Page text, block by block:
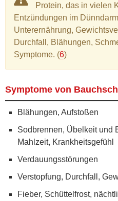
Protein, das in vielen
Entzündungen im
Unterernährung,
Durchfall, Blähungen,
Symptome. (6)
Symptome von
Blähungen, Aufstoßen
Sodbrennen, Übelkeit und
Mahlzeit, Krankheitsgefühl
Verdauungsstörungen
Verstopfung, Durchfall,
Fieber, Schüttelfrost,